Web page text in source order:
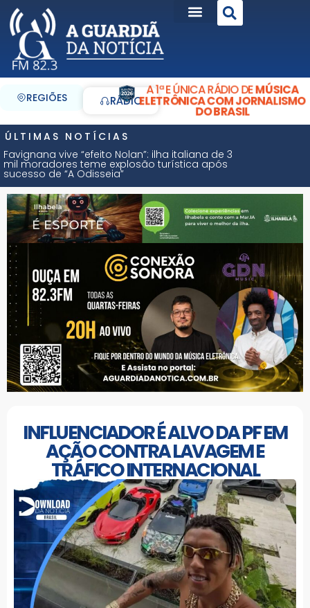
REGIÕES RÁDIO
A 1ª E ÚNICA RÁDIO DEMÚSICA
ELETRÔNICA COM JORNALISMO
DO BRASIL
ÚLTIMAS NOTÍCIAS
Favignana vive “efeito Nolan”: ilha italiana de 3
mil moradores teme explosão turística após
sucesso de “A Odisseia”
INFLUENCIADOR É ALVO DA PF EM
AÇÃO CONTRA LAVAGEM E
TRÁFICO INTERNACIONAL